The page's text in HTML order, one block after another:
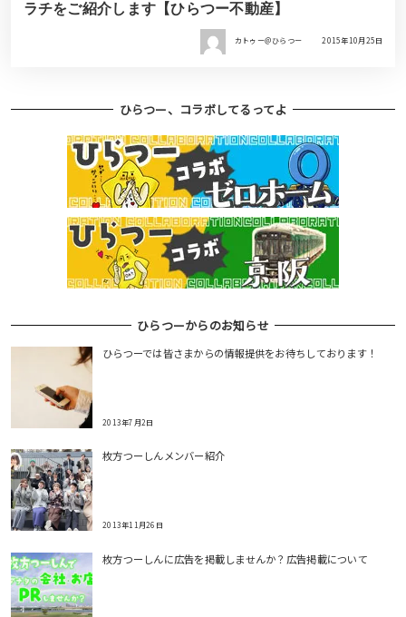
ラチをご紹介します【ひらつー不動産】
カトゥー＠ひらつー 2015年10月25日
ひらつー、コラボしてるってよ
ひらつーからのお知らせ
ひらつーでは皆さまからの情報提供をお待ちしております！
2013年7月2日
枚方つーしんメンバー紹介
2013年11月26日
枚方つーしんに広告を掲載しませんか？広告掲載について